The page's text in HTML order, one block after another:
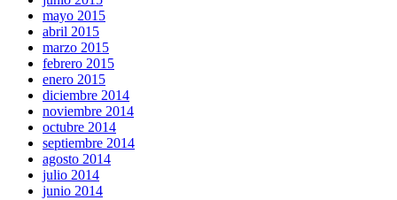
mayo 2015
abril 2015
marzo 2015
febrero 2015
enero 2015
diciembre 2014
noviembre 2014
octubre 2014
septiembre 2014
agosto 2014
julio 2014
junio 2014